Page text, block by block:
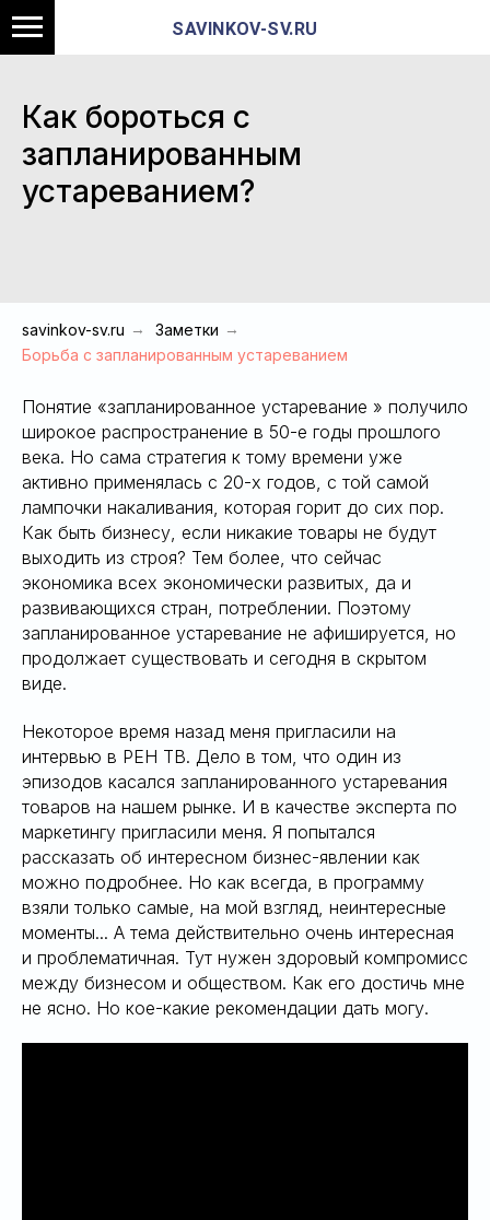
SAVINKOV-SV.RU
Как бороться с
запланированным
устареванием?
savinkov-sv.ru → Заметки →
Борьба с запланированным устареванием
Понятие «запланированное устаревание » получило
широкое распространение в 50-е годы прошлого
века. Но сама стратегия к тому времени уже
активно применялась с 20-х годов, с той самой
лампочки накаливания, которая горит до сих пор.
Как быть бизнесу, если никакие товары не будут
выходить из строя? Тем более, что сейчас
экономика всех экономически развитых, да и
развивающихся стран, потреблении. Поэтому
запланированное устаревание не афишируется, но
продолжает существовать и сегодня в скрытом
виде.
Некоторое время назад меня пригласили на
интервью в РЕН ТВ. Дело в том, что один из
эпизодов касался запланированного устаревания
товаров на нашем рынке. И в качестве эксперта по
маркетингу пригласили меня. Я попытался
рассказать об интересном бизнес-явлении как
можно подробнее. Но как всегда, в программу
взяли только самые, на мой взгляд, неинтересные
моменты... А тема действительно очень интересная
и проблематичная. Тут нужен здоровый компромисс
между бизнесом и обществом. Как его достичь мне
не ясно. Но кое-какие рекомендации дать могу.